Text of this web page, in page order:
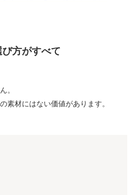
方がすべて
。
素材にはない価値があります。